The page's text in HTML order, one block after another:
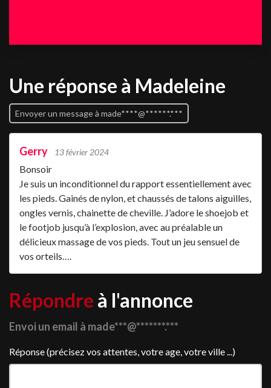
Une réponse à Madeleine
Envoyer un message à made****@******.***
Gerry 13 février 2024
Bonsoir
Je suis un inconditionnel du rapport essentiellement avec
les pieds. Gainés de nylon, et chaussés de talons aiguilles,
ongles vernis, chainette de cheville. J’adore le shoejob et
le footjob jusqu’à l’explosion, avec au préalable un
délicieux massage de vos pieds. Tout un jeu sensuel de
vos orteils….
Répondre à l'annonce
Envoi un email à made***@*******.***
Réponse (précisez vos attentes, votre age, votre ville ...)